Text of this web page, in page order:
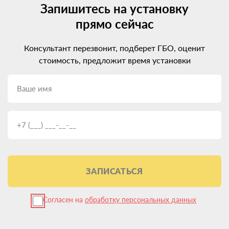
Запишитесь на установку
прямо сейчас
Консультант перезвонит, подберет ГБО, оценит
стоимость, предложит время установки
ЗАПИСАТЬСЯ
Согласен на обработку персональных данных